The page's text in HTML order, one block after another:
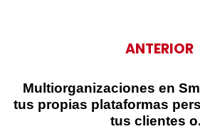
ANTERIOR
Multiorganizaciones en
tus propias plataformas
tus clientes